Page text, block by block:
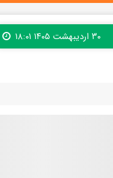
۳۰ اردیبهشت ۱۴۰۵ ۱۸:۰۱